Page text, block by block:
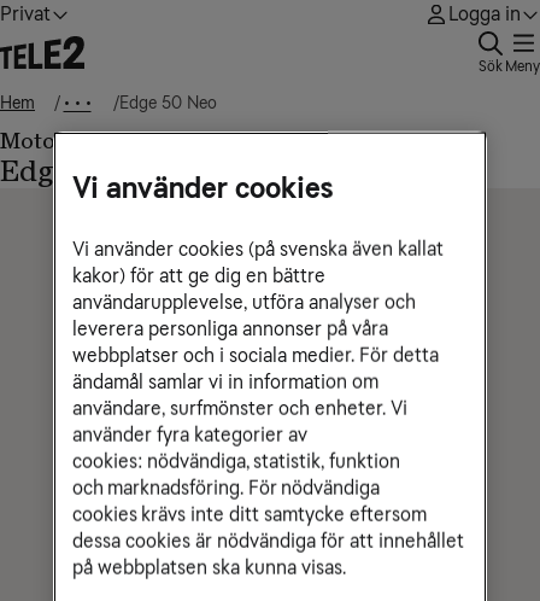
Privat Logga in
Sök Meny
Hem • • • Edge 50 Neo
Motorola
Edge 50 Neo
Vi använder cookies
Vi använder cookies (på svenska även kallat
kakor) för att ge dig en bättre
användarupplevelse, utföra analyser och
leverera personliga annonser på våra
webbplatser och i sociala medier. För detta
ändamål samlar vi in information om
användare, surfmönster och enheter. Vi
använder fyra kategorier av
cookies: nödvändiga, statistik, funktion
och marknadsföring. För nödvändiga
cookies krävs inte ditt samtycke eftersom
dessa cookies är nödvändiga för att innehållet
på webbplatsen ska kunna visas.